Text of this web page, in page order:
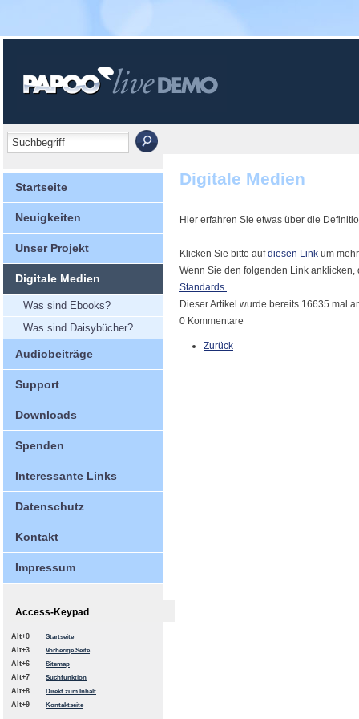
Startseite
Neuigkeiten
Unser Projekt
Digitale Medien
Was sind Ebooks?
Was sind Daisybücher?
Audiobeiträge
Support
Downloads
Spenden
Interessante Links
Datenschutz
Kontakt
Impressum
Digitale Medien
Hier erfahren Sie etwas über die
Klicken Sie bitte aufdiesen Link um
Wenn Sie den folgenden Link
Standards.
Dieser Artikel wurde bereits 16635 mal
0 Kommentare
Zurück
Access-Keypad
Alt+0 Startseite
Alt+3 Vorherige Seite
Alt+6 Sitemap
Alt+7 Suchfunktion
Alt+8 Direkt zum Inhalt
Alt+9 Kontaktseite